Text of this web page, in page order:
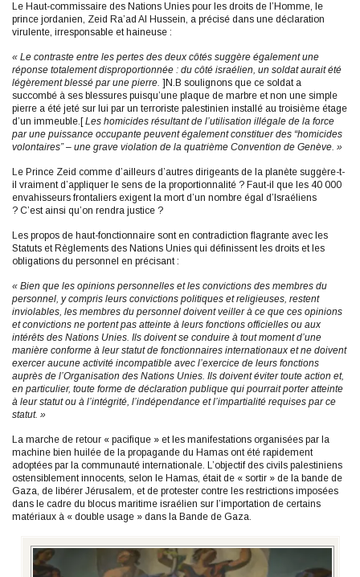
Le Haut-commissaire des Nations Unies pour les droits de l’Homme, le
prince jordanien, Zeid Ra’ad Al Hussein, a précisé dans une déclaration
virulente, irresponsable et haineuse :
« Le contraste entre les pertes des deux côtés suggère également une
réponse totalement disproportionnée : du côté israélien, un soldat aurait été
légèrement blessé par une pierre. ]N.B soulignons que ce soldat a
succombé à ses blessures puisqu’une plaque de marbre et non une simple
pierre a été jeté sur lui par un terroriste palestinien installé au troisième étage
d’un immeuble.[Les homicides résultant de l’utilisation illégale de la force
par une puissance occupante peuvent également constituer des “homicides
volontaires” – une grave violation de la quatrième Convention de Genève. »
Le Prince Zeid comme d’ailleurs d’autres dirigeants de la planète suggère-t-
il vraiment d’appliquer le sens de la proportionnalité ? Faut-il que les 40 000
envahisseurs frontaliers exigent la mort d’un nombre égal d’Israéliens
? C’est ainsi qu’on rendra justice ?
Les propos de haut-fonctionnaire sont en contradiction flagrante avec les
Statuts et Règlements des Nations Unies qui définissent les droits et les
obligations du personnel en précisant :
« Bien que les opinions personnelles et les convictions des membres du
personnel, y compris leurs convictions politiques et religieuses, restent
inviolables, les membres du personnel doivent veiller à ce que ces opinions
et convictions ne portent pas atteinte à leurs fonctions officielles ou aux
intérêts des Nations Unies. Ils doivent se conduire à tout moment d’une
manière conforme à leur statut de fonctionnaires internationaux et ne doivent
exercer aucune activité incompatible avec l’exercice de leurs fonctions
auprès de l’Organisation des Nations Unies. Ils doivent éviter toute action et,
en particulier, toute forme de déclaration publique qui pourrait porter atteinte
à leur statut ou à l’intégrité, l’indépendance et l’impartialité requises par ce
statut. »
La marche de retour « pacifique » et les manifestations organisées par la
machine bien huilée de la propagande du Hamas ont été rapidement
adoptées par la communauté internationale. L’objectif des civils palestiniens
ostensiblement innocents, selon le Hamas, était de « sortir » de la bande de
Gaza, de libérer Jérusalem, et de protester contre les restrictions imposées
dans le cadre du blocus maritime israélien sur l’importation de certains
matériaux à « double usage » dans la Bande de Gaza.